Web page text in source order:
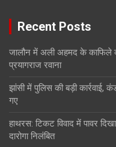
Recent Posts
जालौन में अली अहमद के काफिले
प्रयागराज रवाना
झांसी में पुलिस की बड़ी कार्रवाई,
गए
हाथरस: टिकट विवाद में पावर
दारोगा निलंबित